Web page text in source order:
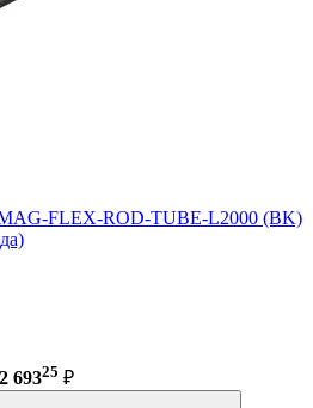
MAG-FLEX-ROD-TUBE-L2000 (BK)
2 69325 ₽